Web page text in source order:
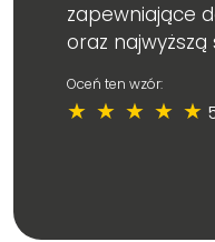
zapewniające
oraz
Oceń ten wzór:
★ ★ ★ ★ ★